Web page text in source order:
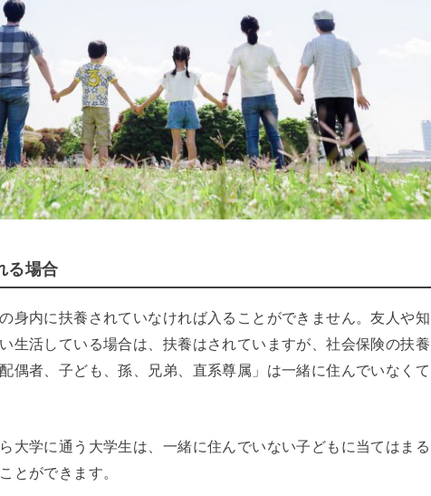
る場合
身内に扶養されていなければ入ることができません。友人や知
生活している場合は、扶養はされていますが、社会保険の扶養
偶者、子ども、孫、兄弟、直系尊属」は一緒に住んでいなくて
大学に通う大学生は、一緒に住んでいない子どもに当てはまる
とができます。